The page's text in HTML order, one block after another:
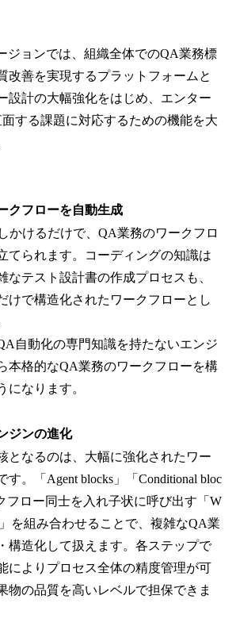
ジョンでは、組織全体でのQA業務標
改善を実現するプラットフォームと
設計の大幅強化をはじめ、エンター
する課題に対応するための機能を大
クフローを自動生成
かけるだけで、QA業務のワークフロ
てられます。コーディングの知識は
なテスト設計書の作成プロセスも、
けで構造化されたワークフローとし
自動化の専門知識を持たないエンジ
本格的なQA業務のワークフローを構
になります。
ジンの進化
となるのは、大幅に強化されたワー
す。「Agent blocks」「Conditional bloc
フロー同士を入れ子状に呼び出す「W
を組み合わせることで、複雑なQA業
構造化して扱えます。各ステップで
によりプロセス全体の精度管理が可
物の品質を高いレベルで担保できま